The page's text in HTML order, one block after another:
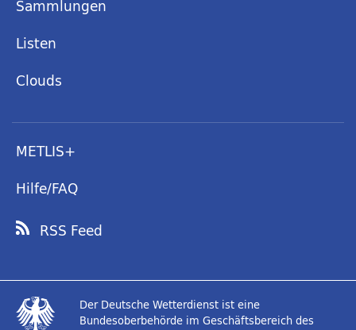
Sammlungen
Listen
Clouds
METLIS+
Hilfe/FAQ
RSS Feed
Der Deutsche Wetterdienst ist eine
Bundesoberbehörde im Geschäftsbereich des